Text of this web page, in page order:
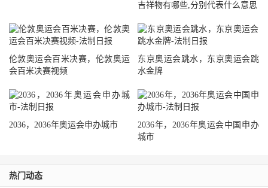
吉祥物有哪些,分别代表什么意思
伦敦奥运会百米决赛，伦敦奥运
会百米决赛视频
东京奥运会跳水，东京奥运会跳
水金牌
2036，2036年奥运会申办城市
2036年，2036年奥运会中国申办
城市
热门动态